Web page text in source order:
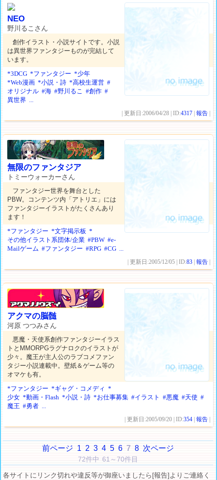
NEO
野川るこさん
創作イラスト・小説サイトです。小説
は異世界ファンタジーものが完結して
います。
*3DCG *ファンタジー *少年
*Web漫画 *小説・詩 *高校生運営 #
オリジナル #海 #野川るこ #創作 #
異世界 ...
| 更新日:2006/04/28 | ID:4317 |報告
無限のファンタジア
トミーウォーカーさん
ファンタジー世界を舞台とした
PBW。コンテンツ内「アトリエ」には
ファンタジーイラストがたくさんあり
ます！
*ファンタジー *文字掲示板 *
その他イラスト系団体/企業 #PBW #e-
Mailゲーム #ファンタジー #RPG #CG ...
| 更新日:2005/12/05 | ID:83 |報告
アクマの脳髄
河原 つつみさん
悪魔・天使系創作ファンタジーイラス
トとMMORPGラグナロクのイラストが
少々。魔王が主人公のラブコメファン
タジー小説連載中。壁紙＆ゲーム等の
オマケも有。
*ファンタジー *ギャグ・コメディ *
少女 *動画・Flash *小説・詩 *お仕事募集 #イラスト #悪魔 #天使 #
魔王 #勇者 ...
| 更新日:2005/09/20 | ID:354 |報告
前ページ 1 2 3 4 5 6 7 8 次ページ
72件中 61～70件目
各サイトにリンク切れや違反等が御座いましたら[報告]よりご連絡く